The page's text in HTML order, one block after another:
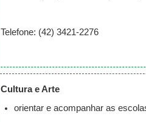
Telefone: (42) 3421-2276
Cultura e Arte
orientar e acompanhar as